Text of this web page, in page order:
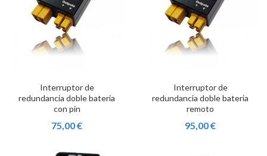
Interruptor de
redundancia doble bateria
con pin
75,00 €
Interruptor de
redundancia doble bateria
remoto
95,00 €